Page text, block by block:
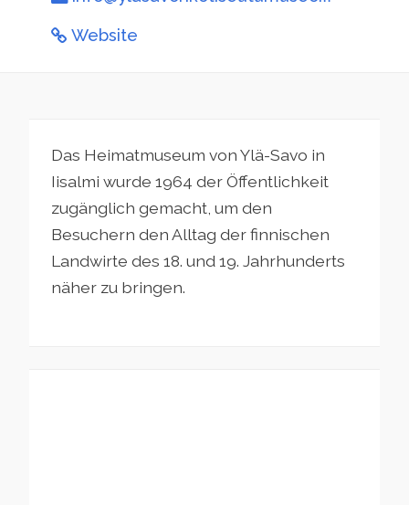
Website
Das Heimatmuseum von Ylä-Savo in
Iisalmi wurde 1964 der Öffentlichkeit
zugänglich gemacht, um den
Besuchern den Alltag der finnischen
Landwirte des 18. und 19. Jahrhunderts
näher zu bringen.